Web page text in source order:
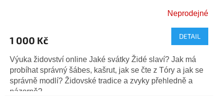
R
M
A
produktu
5,0
z
5
hvězdiček.
Neprodejné
1 000 Kč DETAIL
Výuka židovství online Jaké svátky Židé slaví? Jak má
probíhat správný šábes, kašrut, jak se čte z Tóry a jak se
správně modlí? Židovské tradice a zvyky přehledně a
názorně?...